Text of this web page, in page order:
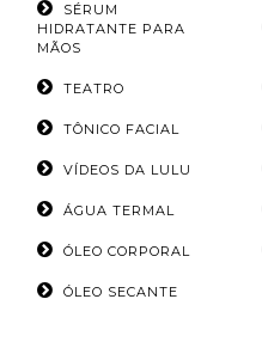
SÉRUM
HIDRATANTE PARA
MÃOS
TEATRO
TÔNICO FACIAL
VÍDEOS DA LULU
ÁGUA TERMAL
ÓLEO CORPORAL
ÓLEO SECANTE